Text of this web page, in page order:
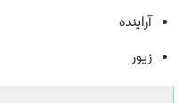
آراینده
زیور